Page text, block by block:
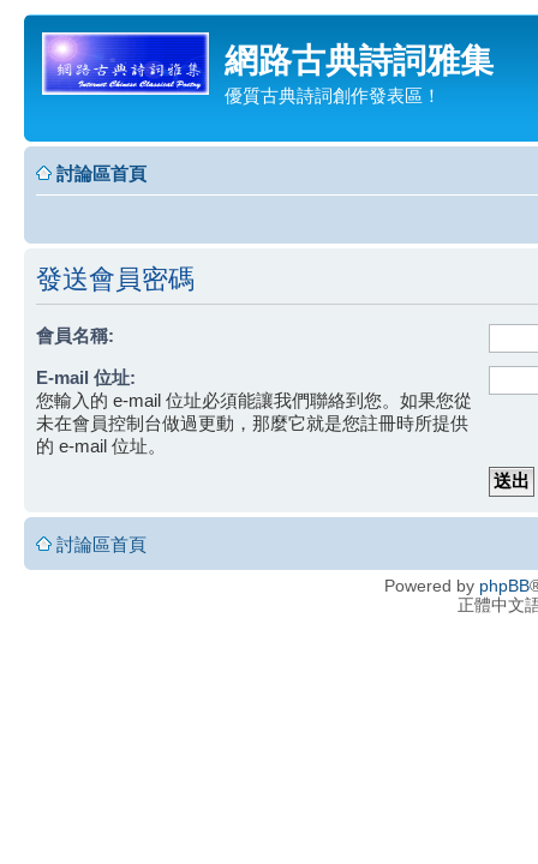
網路古典詩詞雅集
優質古典詩詞創作發表區！
討論區首頁
發送會員密碼
會員名稱:
E-mail 位址:
您輸入的 e-mail 位址必須能讓我們聯絡到您。如果您從
未在會員控制台做過更動，那麼它就是您註冊時所提供
的 e-mail 位址。
討論區首頁
Powered by phpBB
正體中文